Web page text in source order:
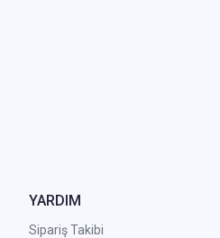
YARDIM
Sipariş Takibi